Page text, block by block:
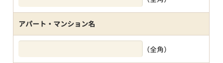
アパート・マンション名
（全角）